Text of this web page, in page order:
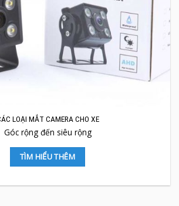
CÁC LOẠI MẮT CAMERA CHO XE
Góc rộng đến siêu rộng
TÌM HIỂU THÊM